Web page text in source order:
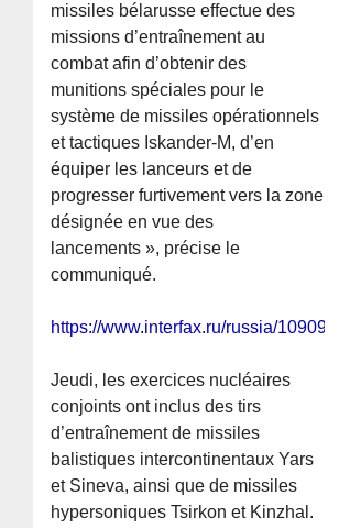
missiles bélarusse effectue des
missions d’entraînement au
combat afin d’obtenir des
munitions spéciales pour le
système de missiles opérationnels
et tactiques Iskander-M, d’en
équiper les lanceurs et de
progresser furtivement vers la zone
désignée en vue des
lancements », précise le
communiqué.
https://www.interfax.ru/russia/1090997
Jeudi, les exercices nucléaires
conjoints ont inclus des tirs
d’entraînement de missiles
balistiques intercontinentaux Yars
et Sineva, ainsi que de missiles
hypersoniques Tsirkon et Kinzhal.